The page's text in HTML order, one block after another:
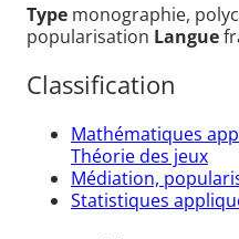
Type monographie,
popularisation Langue
Classification
Mathématiques
Théorie des jeux
Médiation,
Statistiques